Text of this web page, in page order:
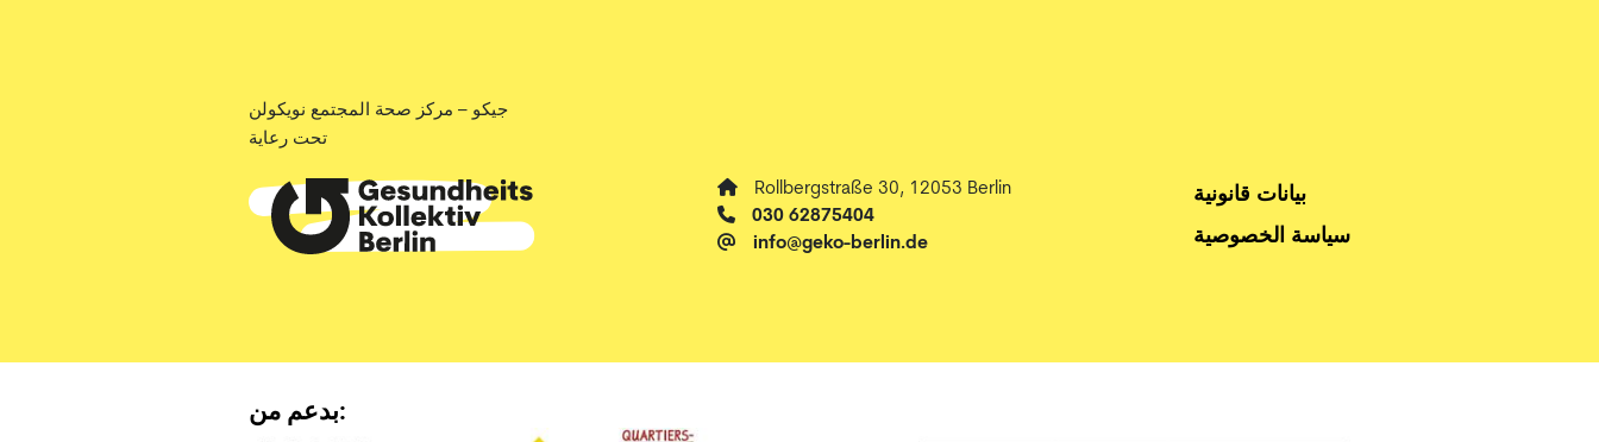
جيكو – مركز صحة المجتمع نويكولن
تحت رعاية
Rollbergstraße 30, 12053 Berlin
030 62875404
info@geko-berlin.de
بيانات قانونية
سياسة الخصوصية
بدعم من: